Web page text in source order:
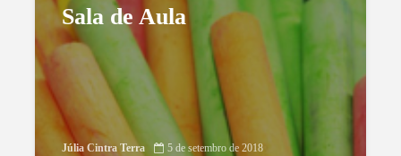
Sala de Aula
Júlia Cintra Terra 5 de setembro de 2018